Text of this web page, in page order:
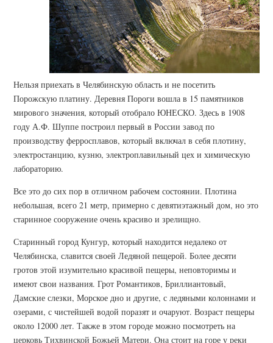
Нельзя приехать в Челябинскую область и не посетить
Порожскую платину. Деревня Пороги вошла в 15 памятников
мирового значения, который отобрало ЮНЕСКО. Здесь в 1908
году А.Ф. Шуппе построил первый в России завод по
производству ферросплавов, который включал в себя плотину,
электростанцию, кузню, электроплавильный цех и химическую
лабораторию.
Все это до сих пор в отличном рабочем состоянии. Плотина
небольшая, всего 21 метр, примерно с девятиэтажный дом, но это
старинное сооружение очень красиво и зрелищно.
Старинный город Кунгур, который находится недалеко от
Челябинска, славится своей Ледяной пещерой. Более десяти
гротов этой изумительно красивой пещеры, неповторимы и
имеют свои названия. Грот Романтиков, Бриллиантовый,
Дамские слезки, Морское дно и другие, с ледяными колоннами и
озерами, с чистейшей водой поразят и очаруют. Возраст пещеры
около 12000 лет. Также в этом городе можно посмотреть на
церковь Тихвинской Божьей Матери. Она стоит на горе у реки